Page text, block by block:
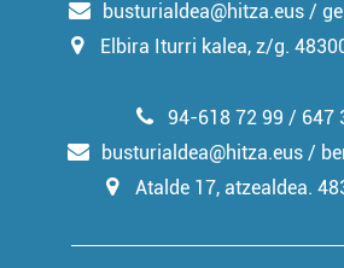
busturialdea@hitza.eus /
Elbira Iturri kalea, z/g.
94-618 72 99 / 647
busturialdea@hitza.eus /
Atalde 17, atzealdea.